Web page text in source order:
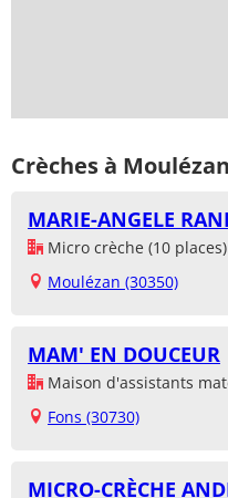
Crèches à
MARIE-ANGELE
Micro crèche (10 places)
Moulézan (30350)
MAM' EN DOUCEUR
Maison d'assistants
Fons (30730)
MICRO-CRÈCHE